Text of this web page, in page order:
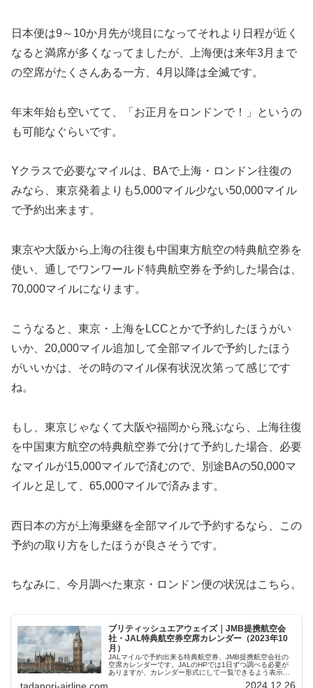
日本便は9～10か月先が境目になってそれより日程が近く
なると満席が多くなってましたが、上海便は来年3月まで
の空席がたくさんある一方、4月以降は全滅です。
年末年始も空いてて、「お正月をロンドンで！」というの
も可能なぐらいです。
Yクラスで必要なマイルは、BAで上海・ロンドン往復の
みなら、東京発着よりも5,000マイル少ない50,000マイル
で予約出来ます。
東京や大阪から上海の往復も中国東方航空の特典航空券を
使い、通しでワンワールド特典航空券を予約した場合は、
70,000マイルになります。
こうなると、東京・上海をLCCとかで予約したほうがい
いか、20,000マイル追加して全部マイルで予約したほう
がいいかは、その時のマイル保有状況次第って感じです
ね。
もし、東京じゃなくて大阪や福岡から飛ぶなら、上海往復
を中国東方航空の特典航空券で分けて予約した場合、必要
なマイルが15,000マイルで済むので、別途BAの50,000マ
イルと足して、65,000マイルで済みます。
西日本の方が上海乗継を全部マイルで予約するなら、この
予約の取り方をしたほうが良さそうです。
ちなみに、今月調べた東京・ロンドン便の状況はこちら。
ブリティッシュエアウェイズ｜JMB提携航空会
社・JAL特典航空券空席カレンダー（2023年10
月）
JALマイルで予約出来る特典航空券、JMB提携航空会社の
空席カレンダーです。JALのHPでは1日ずつ調べる必要が
ありますが、カレンダー形式にして一覧できるよう表示し
2024.12.26